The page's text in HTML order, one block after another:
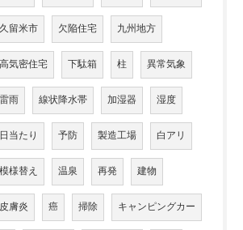
久留米市 欠陥住宅 九州地方
高気密住宅 下駄箱 柱 異常気象
雷雨 線状降水帯 加湿器 湿度
日当たり 予防 製造工場 白アリ
模様替え 温泉 再発 建物
皮膚炎 癌 掃除 キャンピングカー